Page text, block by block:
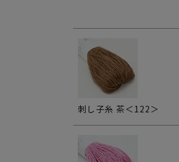
刺し子糸 茶＜122＞